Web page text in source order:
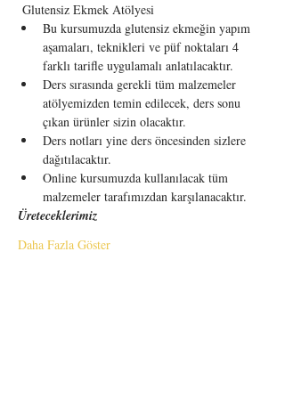
Glutensiz Ekmek Atölyesi
Bu kursumuzda glutensiz ekmeğin yapım
aşamaları, teknikleri ve püf noktaları 4
farklı tarifle uygulamalı anlatılacaktır.
Ders sırasında gerekli tüm malzemeler
atölyemizden temin edilecek, ders sonu
çıkan ürünler sizin olacaktır.
Ders notları yine ders öncesinden sizlere
dağıtılacaktır.
Online kursumuzda kullanılacak tüm
malzemeler tarafımızdan karşılanacaktır.
Üreteceklerimiz
Daha Fazla Göster